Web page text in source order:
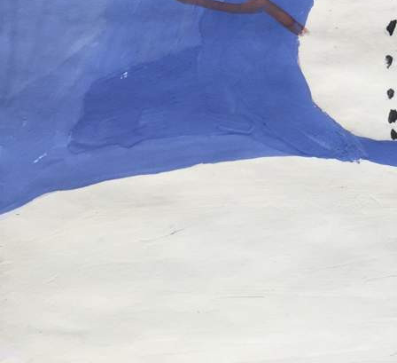
Автор рисунка - Лиза Тимонина, 10 лет.
Александровская основная школа Нижнеингашского
В среду, 22 января, рисунок появится в газете
Напоминаем детям и их родителям, дедушкам и
бабушкам, а также педагогам: рисунки можно
принести в редакцию газеты "Красноярский рабочий",
отправить почтой по адресу: 660075, г. Красноярск, ул.
разместить на сайте www.krasrab.ru в разделе "Молва"